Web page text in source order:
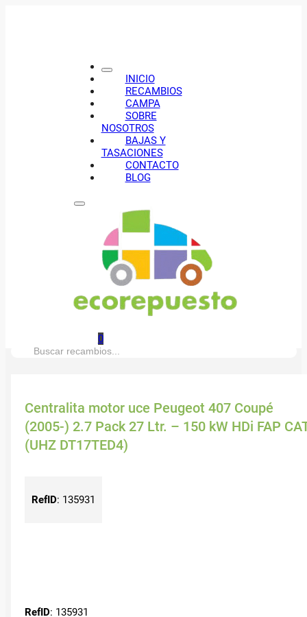
INICIO
RECAMBIOS
CAMPA
SOBRE
NOSOTROS
BAJAS Y
TASACIONES
CONTACTO
BLOG
0
Buscar:
Centralita motor uce Peugeot 407 Coupé
(2005-) 2.7 Pack 27 Ltr. – 150 kW HDi FAP
(UHZ DT17TED4)
RefID: 135931
RefID: 135931